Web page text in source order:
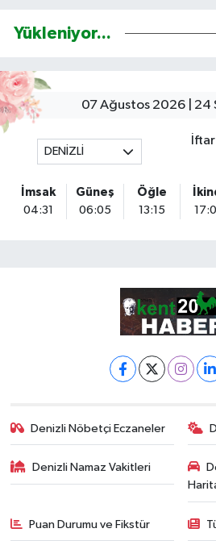
Yükleniyor...
07 Ağustos 2026 | 24
DENİZLİ
İmsak
04:31
Güneş
06:05
Öğle
13:15
Denizli Nöbetçi Eczaneler
Denizli Namaz Vakitleri
Puan Durumu ve Fikstür